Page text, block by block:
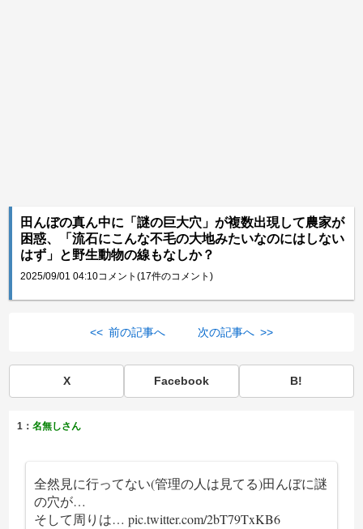
田んぼの真ん中に「謎の巨大穴」が複数出現して農家が
困惑、「流石にこんな不毛の大地みたいなのにはしない
はず」と野生動物の線もなしか？
2025/09/01 04:10コメント(17件のコメント)
<< 前の記事へ 次の記事へ >>
X Facebook B!
1：名無しさん
全然見に行ってない(管理の人は見てる)田んぼに謎
の穴が…
そして周りは…pic.twitter.com/2bT79TxKB6